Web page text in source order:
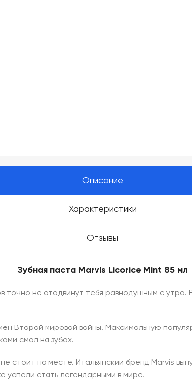
Описание
Характеристики
Отзывы
Зубная паста Marvis Licorice Mint 85 мл
точно не отодвинут тебя равнодушным с
Второй мировой войны. Максимальную
смол на зубах.
стоит на месте. Итальянский бренд Marvis
успели стать легендарными в мире.